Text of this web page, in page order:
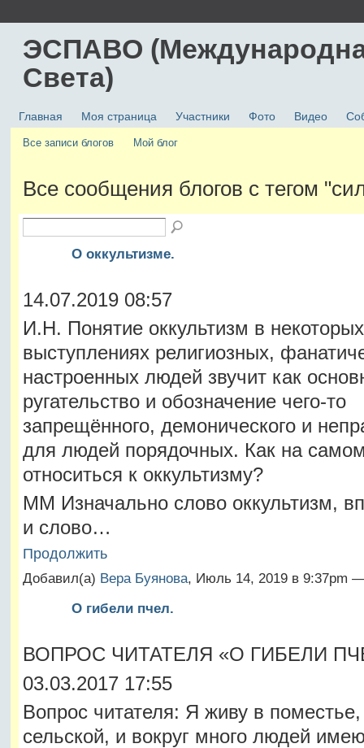
ЭСПАВО
Света)
Главная Моя страница Участники Фото Видео
Все записи блогов Мой блог
Все сообщения блогов с тегом
О оккультизме.
14.07.2019 08:57
И.Н. Понятие оккультизм в некоторых
выступлениях религиозных,
настроенных людей звучит как
ругательство и обозначение чего-то
запрещённого, демонического и
для людей порядочных. Как на
относиться к оккультизму?
ММ Изначально слово оккультизм,
и слово…
Продолжить
Добавил(а) Вера Буянова, Июль 14, 2019 в 9:37pm
О гибели пчел.
ВОПРОС ЧИТАТЕЛЯ «О ГИБЕЛИ
03.03.2017 17:55
Вопрос читателя: Я живу в поместье,
сельской, и вокруг много людей